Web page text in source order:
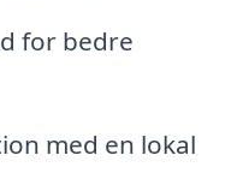
for bedre
med en lokal